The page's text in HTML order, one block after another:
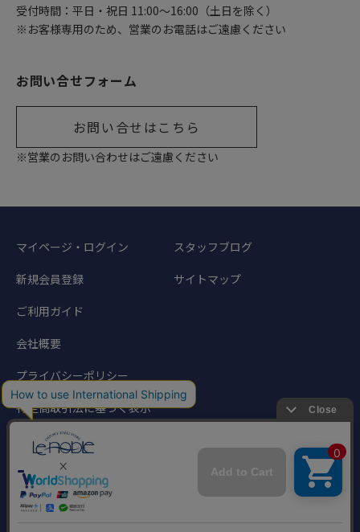
受付時間：平日・祝日 11:00〜16:00（土日を除く）
※お客様専用のため、営業のお電話はご遠慮ください
お問い合せフォーム
お問い合せはこちら
※営業のお問い合わせはご遠慮ください
マイページ・ログイン
新規会員登録
ご利用ガイド
会社概要
プライバシーポリシー
特定商取引法に基づく表示
スタッフブログ
サイトマップ